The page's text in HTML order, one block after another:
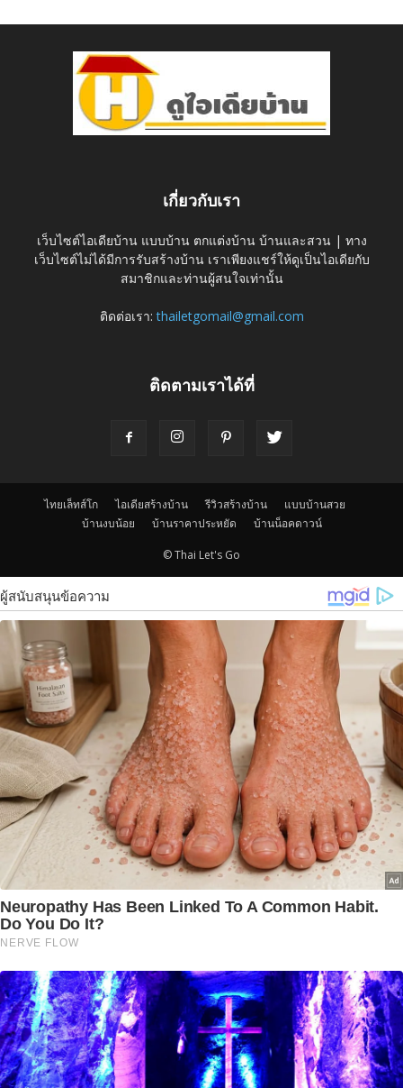
เกี่ยวกับเรา
เว็บไซต์ไอเดียบ้าน แบบบ้าน ตกแต่งบ้าน บ้านและสวน | ทาง
เว็บไซต์ไม่ได้มีการรับสร้างบ้าน เราเพียงแชร์ให้ดูเป็นไอเดียกับ
สมาชิกและท่านผู้สนใจเท่านั้น
ติดต่อเรา:thailetgomail@gmail.com
ติดตามเราได้ที่
ไทยเล็ทส์โก ไอเดียสร้างบ้าน รีวิวสร้างบ้าน
แบบบ้านสวย
บ้านงบน้อย
บ้านราคาประหยัด บ้านน็อคดาวน์
© Thai Let's Go